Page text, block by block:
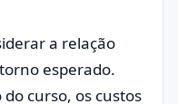
a relação
esperado.
curso, os custos